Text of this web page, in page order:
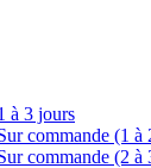
à 3 jours
commande (1 à
commande (2 à